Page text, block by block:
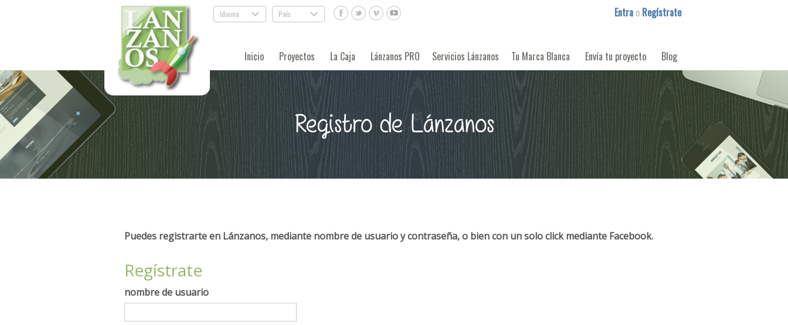
Idioma . País . Entra o Regístrate
Inicio Proyectos La Caja Lánzanos PRO Servicios Lánzanos Tu Marca Blanca Envía tu proyecto Blog
Registro de Lánzanos
Puedes registrarte en Lánzanos, mediante nombre de usuario y contraseña, o bien con un solo click mediante Facebook.
Regístrate
nombre de usuario